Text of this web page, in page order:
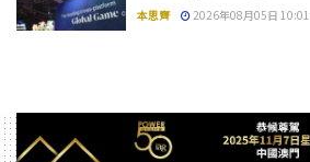
本思齊 2026年08月05日 10:01